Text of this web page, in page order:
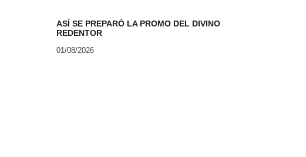
ASÍ SE PREPARÓ LA PROMO DEL DIVINO
REDENTOR
01/08/2026